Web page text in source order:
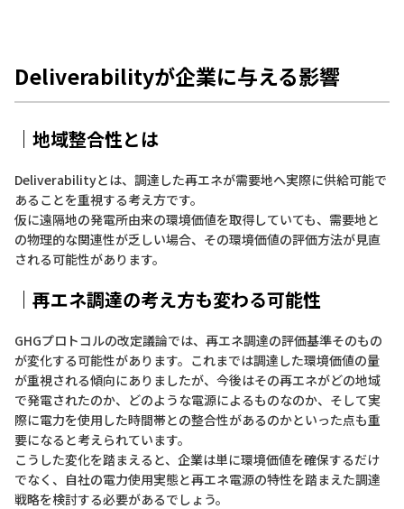
Deliverabilityが企業に与える影響
｜地域整合性とは
Deliverabilityとは、調達した再エネが需要地へ実際に供給可能で
あることを重視する考え方です。
仮に遠隔地の発電所由来の環境価値を取得していても、需要地と
の物理的な関連性が乏しい場合、その環境価値の評価方法が見直
される可能性があります。
｜再エネ調達の考え方も変わる可能性
GHGプロトコルの改定議論では、再エネ調達の評価基準そのもの
が変化する可能性があります。これまでは調達した環境価値の量
が重視される傾向にありましたが、今後はその再エネがどの地域
で発電されたのか、どのような電源によるものなのか、そして実
際に電力を使用した時間帯との整合性があるのかといった点も重
要になると考えられています。
こうした変化を踏まえると、企業は単に環境価値を確保するだけ
でなく、自社の電力使用実態と再エネ電源の特性を踏まえた調達
戦略を検討する必要があるでしょう。